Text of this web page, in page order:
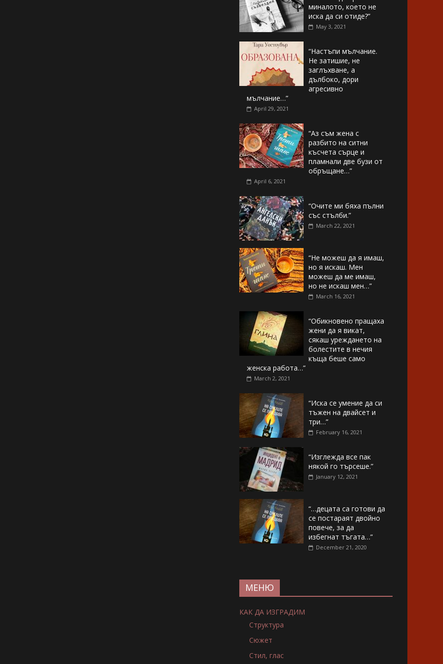
миналото, което не
иска да си отиде?”
May 3, 2021
“Настъпи мълчание.
Не затишие, не
заглъхване, а
дълбоко, дори
агресивно
мълчание…”
April 29, 2021
“Аз съм жена с
разбито на ситни
късчета сърце и
пламнали две бузи от
обръщане…”
April 6, 2021
“Очите ми бяха пълни
със стълби.”
March 22, 2021
“Не можеш да я имаш,
но я искаш. Мен
можеш да ме имаш,
но не искаш мен…”
March 16, 2021
“Обикновено пращаха
жени да я викат,
сякаш уреждането на
болестите в нечия
къща беше само
женска работа…”
March 2, 2021
“Иска се умение да си
тъжен на двайсет и
три…”
February 16, 2021
“Изглежда все пак
някой го търсеше.”
January 12, 2021
“…децата са готови да
се постараят двойно
повече, за да
избегнат тъгата…”
December 21, 2020
МЕНЮ
КАК ДА ИЗГРАДИМ
Структура
Сюжет
Стил, глас